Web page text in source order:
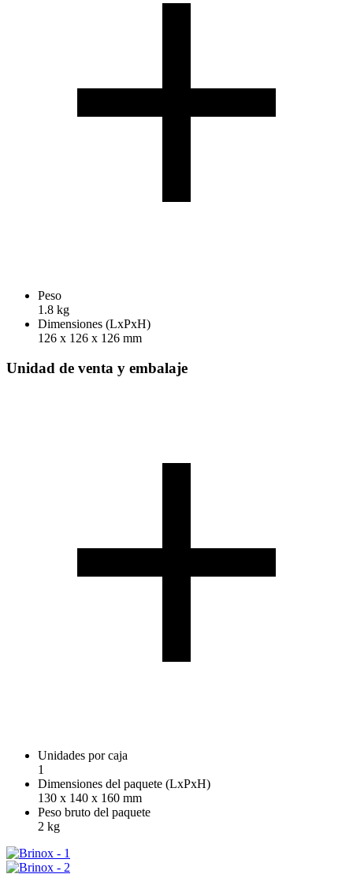
Peso
1.8 kg
Dimensiones (LxPxH)
126 x 126 x 126 mm
Unidad de venta y embalaje
Unidades por caja
1
Dimensiones del paquete (LxPxH)
130 x 140 x 160 mm
Peso bruto del paquete
2 kg